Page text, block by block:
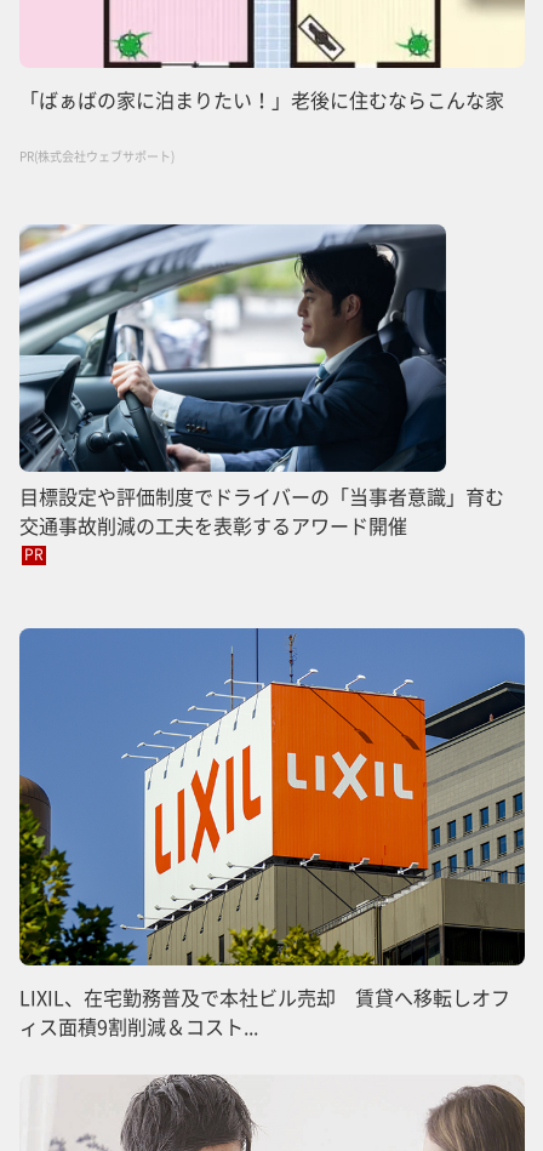
「ばぁばの家に泊まりたい！」老後に住むならこんな家
PR(株式会社ウェブサポート)
目標設定や評価制度でドライバーの「当事者意識」育む
交通事故削減の工夫を表彰するアワード開催
PR
LIXIL、在宅勤務普及で本社ビル売却 賃貸へ移転しオフ
ィス面積9割削減＆コスト...